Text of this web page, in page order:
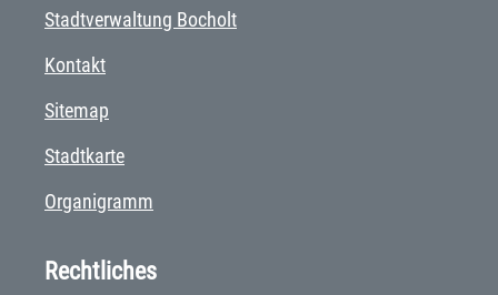
Stadtverwaltung Bocholt
Kontakt
Sitemap
Stadtkarte
Organigramm
Rechtliches